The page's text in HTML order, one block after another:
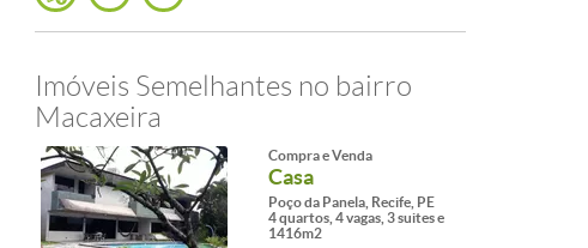
Imóveis Semelhantes no bairro
Macaxeira
Compra e Venda
Casa
Poço da Panela, Recife, PE
4 quartos, 4 vagas, 3 suites e
1416m2